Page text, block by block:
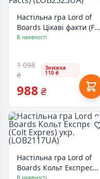
Настільна гра Lord of
Boards Цікаві факти (Fun
Facts) (LOB2323UA)
В наявності
1 098
₴
Знижка
110 ₴
988 ₴
Настільна гра Lord of
Boards Кольт Експрес
В наявності